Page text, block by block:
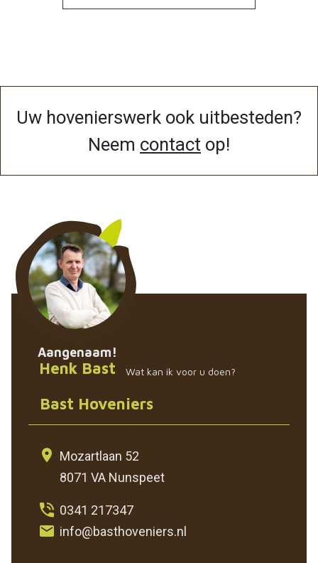
Uw hovenierswerk ook uitbesteden?
Neem contact op!
Aangenaam!
Henk Bast Wat kan ik voor u doen?
Bast Hoveniers
Mozartlaan 52
8071 VA Nunspeet
0341 217347
info@basthoveniers.nl